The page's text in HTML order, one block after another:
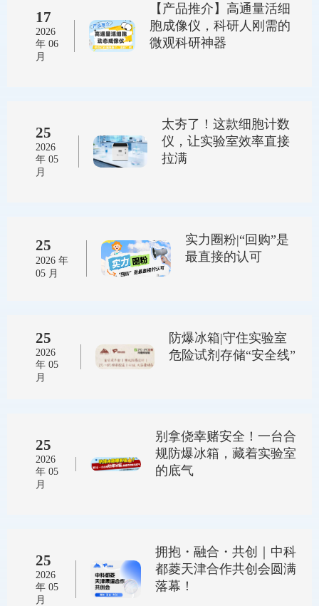
17
2026
年 06
月
【产品推介】高通量活细
胞成像仪，科研人刚需的
微观科研神器
25
2026
年 05
月
太夯了！这款细胞计数
仪，让实验室效率直接
拉满
25
2026 年
05 月
实力圈粉|“回购”是
最直接的认可
25
2026
年 05
月
防爆冰箱|守住实验室
危险试剂存储“安全线”
25
2026
年 05
月
别拿侥幸赌安全！一台合
规防爆冰箱，藏着实验室
的底气
25
2026
年 05
月
拥抱・融合・共创｜中科
都菱天津合作共创会圆满
落幕！